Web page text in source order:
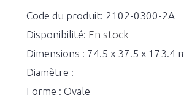
Code du produit: 2102-0300-2A
Disponibilité: En stock
Dimensions : 74.5 x 37.5 x 173.4
Diamètre :
Forme : Ovale